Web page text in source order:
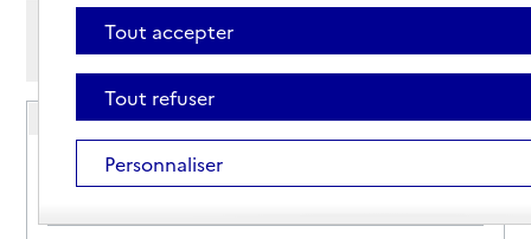
Afficher les résultats par:
Mode liste
Mode carte
EHPAD Anne de Melun
Adresse
11 rue du docteur zamenhof
49150-Baugé-en-Anjou
Tout accepter
Tout refuser
Personnaliser